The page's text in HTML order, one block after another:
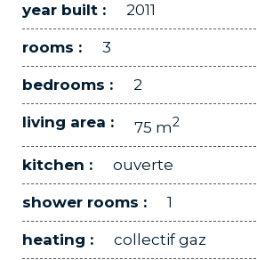
year built : 2011
rooms : 3
bedrooms : 2
living area : 75 m2
kitchen : ouverte
shower rooms : 1
heating : collectif gaz